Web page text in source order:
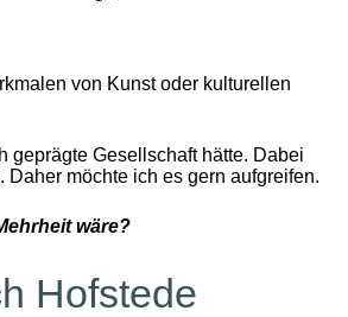
von Kunst oder kulturellen
Gesellschaft hätte. Dabei
möchte ich es gern aufgreifen.
wäre?
Hofstede